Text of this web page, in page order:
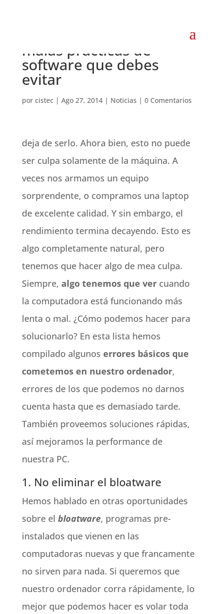
malas prácticas de
software que debes
evitar
por cistec| Ago 27, 2014| Noticias | 0 Comentarios
deja de serlo. Ahora bien, esto no puede
ser culpa solamente de la máquina. A
veces nos armamos un equipo
sorprendente, o compramos una laptop
de excelente calidad. Y sin embargo, el
rendimiento termina decayendo. Esto es
algo completamente natural, pero
tenemos que hacer algo de mea culpa.
Siempre, algo tenemos que vercuando
la computadora está funcionando más
lenta o mal. ¿Cómo podemos hacer para
solucionarlo? En esta lista hemos
compilado algunos errores básicos que
cometemos en nuestro ordenador,
errores de los que podemos no darnos
cuenta hasta que es demasiado tarde.
También proveemos soluciones rápidas,
así mejoramos la performance de
nuestra PC.
1. No eliminar el bloatware
Hemos hablado en otras oportunidades
sobre el bloatware, programas pre-
instalados que vienen en las
computadoras nuevas y que francamente
no sirven para nada. Si queremos que
nuestro ordenador corra rápidamente, lo
mejor que podemos hacer es volar toda